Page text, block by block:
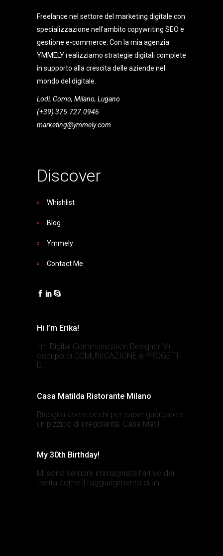
Freelance nel settore del marketing digitale con
specializzazione nell'ambito copywriting SEO e
gestione e-commerce. Con la mia agenzia
YMMELY realizziamo strategie digitali complete
in supporto alla crescita delle aziende nel
mondo del digitale.
Lodi, Como, Milano, Lugano
(+39) 375.727.0946
marketing@ymmely.com
Discover
Whishlist
Blog
Ymmely
Contact Me
Hi I’m Erika!
I’m Digital Communication Designer Mi
occupo di COMUNICAZIONE e PROGETTI
D...
Casa Matilda Ristorante Milano
Bisogna avere occhi per saper guardare e
un pizzico di irregolarità. Casa Matil...
My 30th Birthday!
Mi sono sempre immaginata l’arrivo dei
trenta come il raggiungimento di un...